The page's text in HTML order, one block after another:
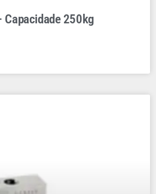
Capacidade 250kg